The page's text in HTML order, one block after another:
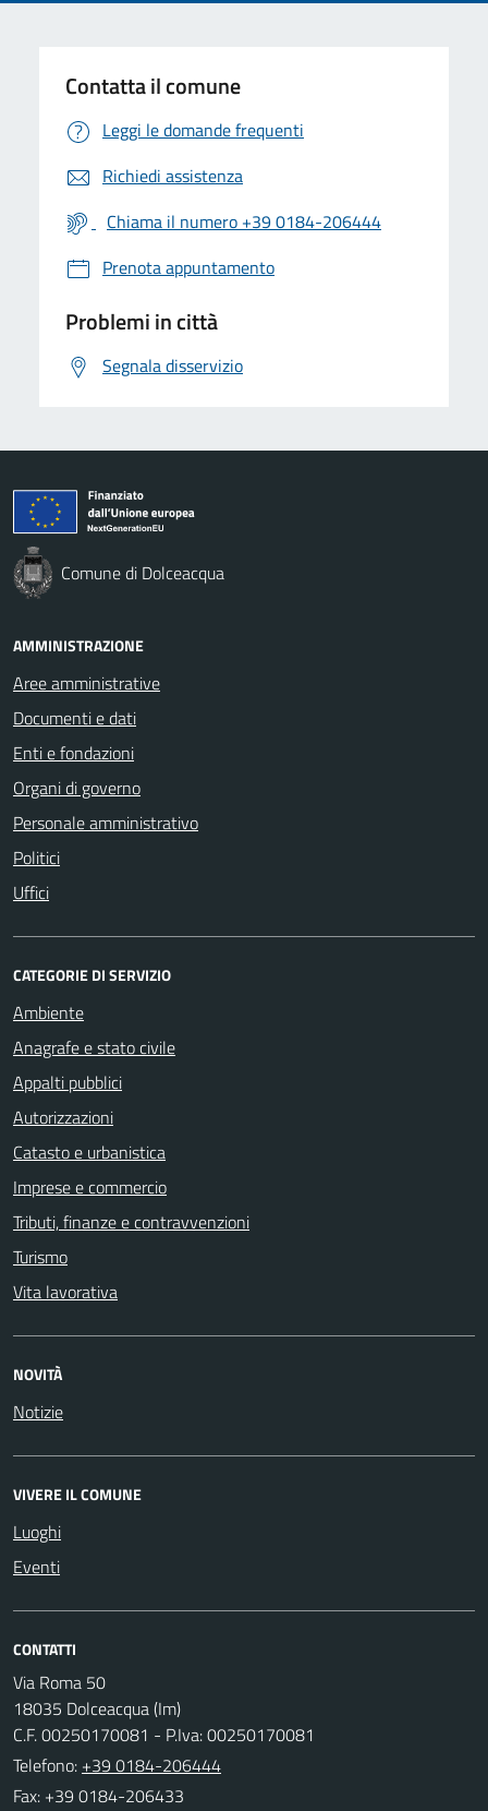
Contatta il comune
Leggi le domande frequenti
Richiedi assistenza
Chiama il numero +39 0184-206444
Prenota appuntamento
Problemi in città
Segnala disservizio
Comune di Dolceacqua
AMMINISTRAZIONE
Aree amministrative
Documenti e dati
Enti e fondazioni
Organi di governo
Personale amministrativo
Politici
Uffici
CATEGORIE DI SERVIZIO
Ambiente
Anagrafe e stato civile
Appalti pubblici
Autorizzazioni
Catasto e urbanistica
Imprese e commercio
Tributi, finanze e contravvenzioni
Turismo
Vita lavorativa
NOVITÀ
Notizie
VIVERE IL COMUNE
Luoghi
Eventi
CONTATTI
Via Roma 50
18035 Dolceacqua (Im)
C.F. 00250170081 - P.Iva: 00250170081
Telefono: +39 0184-206444
Fax: +39 0184-206433